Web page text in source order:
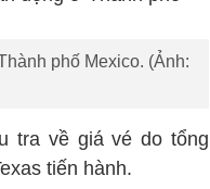
phố Mexico. (Ảnh:
tra về giá vé do tổng
tiến hành.